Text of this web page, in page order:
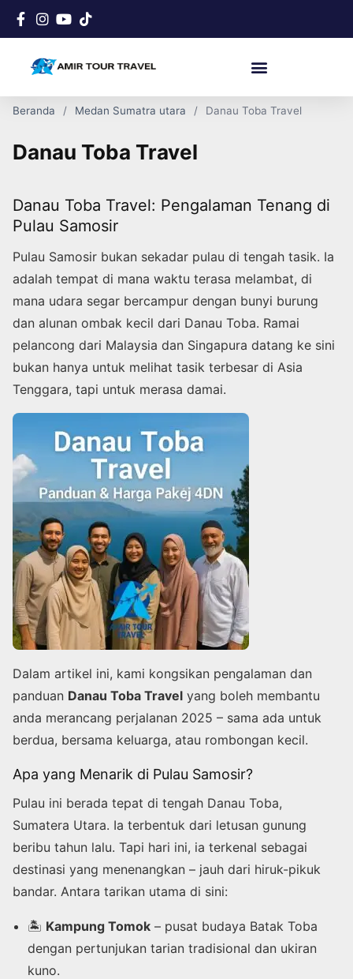
Beranda Medan Sumatra utara Danau Toba Travel
Danau Toba Travel
Danau Toba Travel: Pengalaman Tenang di
Pulau Samosir
Pulau Samosir bukan sekadar pulau di tengah tasik. Ia
adalah tempat di mana waktu terasa melambat, di
mana udara segar bercampur dengan bunyi burung
dan alunan ombak kecil dari Danau Toba. Ramai
pelancong dari Malaysia dan Singapura datang ke sini
bukan hanya untuk melihat tasik terbesar di Asia
Tenggara, tapi untuk merasa damai.
Dalam artikel ini, kami kongsikan pengalaman dan
panduan Danau Toba Travel yang boleh membantu
anda merancang perjalanan 2025 – sama ada untuk
berdua, bersama keluarga, atau rombongan kecil.
Apa yang Menarik di Pulau Samosir?
Pulau ini berada tepat di tengah Danau Toba,
Sumatera Utara. Ia terbentuk dari letusan gunung
beribu tahun lalu. Tapi hari ini, ia terkenal sebagai
destinasi yang menenangkan – jauh dari hiruk-pikuk
bandar. Antara tarikan utama di sini:
🏝️ Kampung Tomok – pusat budaya Batak Toba
dengan pertunjukan tarian tradisional dan ukiran
kuno.